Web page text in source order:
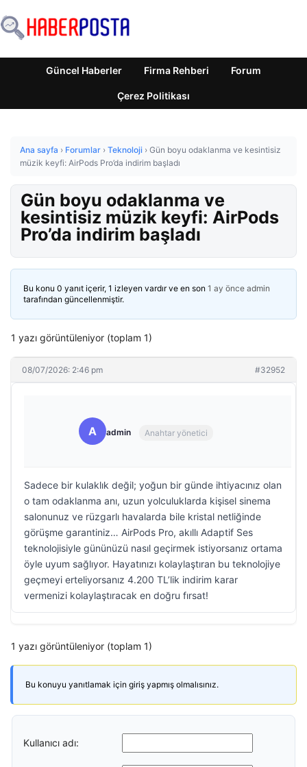
Güncel Haberler Firma Rehberi Forum
Çerez Politikası
Ana sayfa › Forumlar › Teknoloji › Gün boyu odaklanma ve kesintisiz
müzik keyfi: AirPods Pro’da indirim başladı
Gün boyu odaklanma ve
kesintisiz müzik keyfi: AirPods
Pro’da indirim başladı
Bu konu 0 yanıt içerir, 1 izleyen vardır ve en son 1 ay önce admin
tarafından güncellenmiştir.
1 yazı görüntüleniyor (toplam 1)
08/07/2026: 2:46 pm #32952
A admin Anahtar yönetici
Sadece bir kulaklık değil; yoğun bir günde ihtiyacınız olan
o tam odaklanma anı, uzun yolculuklarda kişisel sinema
salonunuz ve rüzgarlı havalarda bile kristal netliğinde
görüşme garantiniz… AirPods Pro, akıllı Adaptif Ses
teknolojisiyle gününüzü nasıl geçirmek istiyorsanız ortama
öyle uyum sağlıyor. Hayatınızı kolaylaştıran bu teknolojiye
geçmeyi erteliyorsanız 4.200 TL’lik indirim karar
vermenizi kolaylaştıracak en doğru fırsat!
1 yazı görüntüleniyor (toplam 1)
Bu konuyu yanıtlamak için giriş yapmış olmalısınız.
Kullanıcı adı: